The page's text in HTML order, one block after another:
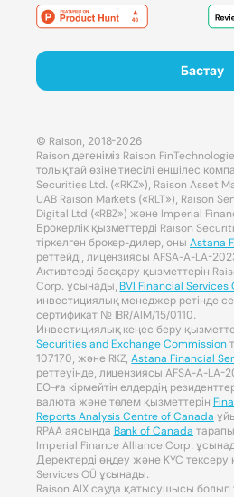
Бастау
© Raison, 2018-2026
Raison дегеніміз Raison
толықтай өзіне тиесілі еншілес
Securities Ltd. («RKZ»), Raison Asset
UAB Raison Markets («RLT»), Raison
Digital Ltd («RBZ») және Imperial
Брокерлік қызметтерді Raison
тіркелген брокер-дилер, оны Astana
реттейді, лицензиясы AFSA-A-LA-
Активтерді басқару қызметтерін
Corp. ұсынады,BVI Financial Services
инвестициялық менеджер ретінде
сертификат № IBR/AIM/15/0110.
Инвестициялық кеңес беру
Securities and Exchange Commission
107170, және RKZ,Astana Financial
реттеуінде, лицензиясы AFSA-A-LA-
ЕО-ға кірмейтін елдердің
валюта және төлем қызметтерін
Reports Analysis Centre of Canada
RPAA аясында Bank of Canada
Imperial Finance Alliance Corp.
Деректерді өңдеу және KYC тексеру
Services OÜ ұсынады.
Raison AIX сауда қатысушысы